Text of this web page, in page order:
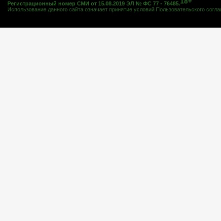
Регистрационный номер СМИ от 15.08.2019 ЭЛ № ФС 77 - 76485.
Использование данного сайта означает принятие условий Пользовательского